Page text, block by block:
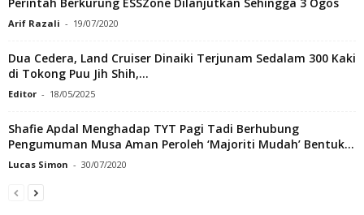
Arif Razali - 19/07/2020
Dua Cedera, Land Cruiser Dinaiki Terjunam Sedalam 300 Kaki
di Tokong Puu Jih Shih,...
Editor - 18/05/2025
Shafie Apdal Menghadap TYT Pagi Tadi Berhubung
Pengumuman Musa Aman Peroleh ‘Majoriti Mudah’ Bentuk...
Lucas Simon - 30/07/2020